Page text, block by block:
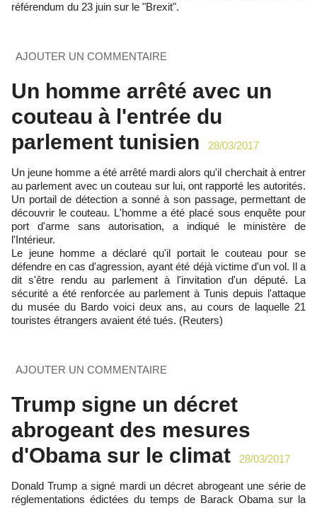
référendum du 23 juin sur le "Brexit".
AJOUTER UN COMMENTAIRE
Un homme arrêté avec un
couteau à l'entrée du
parlement tunisien
28/03/2017
Un jeune homme a été arrêté mardi alors qu'il cherchait à entrer
au parlement avec un couteau sur lui, ont rapporté les autorités.
Un portail de détection a sonné à son passage, permettant de
découvrir le couteau. L'homme a été placé sous enquête pour
port d'arme sans autorisation, a indiqué le ministère de
l'Intérieur.
Le jeune homme a déclaré qu'il portait le couteau pour se
défendre en cas d'agression, ayant été déjà victime d'un vol. Il a
dit s'être rendu au parlement à l'invitation d'un député. La
sécurité a été renforcée au parlement à Tunis depuis l'attaque
du musée du Bardo voici deux ans, au cours de laquelle 21
touristes étrangers avaient été tués. (Reuters)
AJOUTER UN COMMENTAIRE
Trump signe un décret
abrogeant des mesures
d'Obama sur le climat
28/03/2017
Donald Trump a signé mardi un décret abrogeant une série de
réglementations édictées du temps de Barack Obama sur la